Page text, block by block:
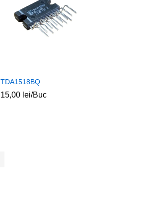
TDA1518BQ
15,00 lei/Buc
15,00 lei